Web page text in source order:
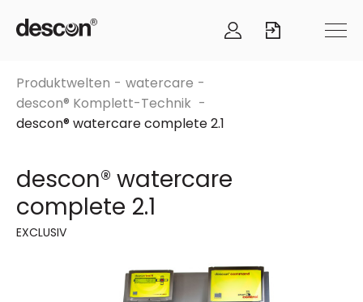
Produktwelten
watercare
descon® Komplett-Technik
descon® watercare complete 2.1
descon® watercare
complete 2.1
EXCLUSIV